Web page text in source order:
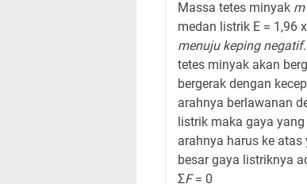
Massa tetes minyak m
medan listrik E = 1,96
menuju keping negatif
tetes minyak akan
bergerak dengan
arahnya berlawanan
listrik maka gaya
arahnya harus ke atas
besar gaya listriknya
ΣF= 0